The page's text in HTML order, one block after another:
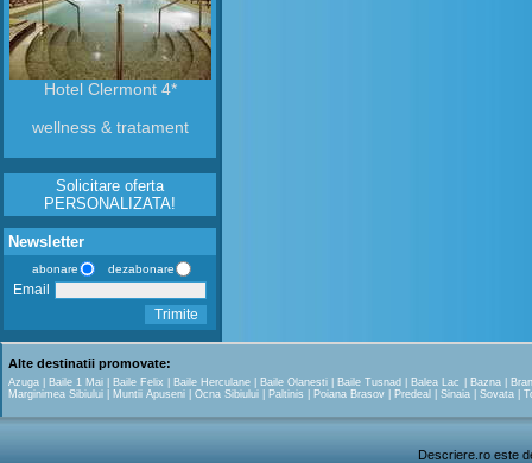
Hotel Clermont 4*
wellness & tratament
Solicitare oferta
PERSONALIZATA!
Newsletter
abonare dezabonare
Email
Trimite
Alte destinatii promovate:
Azuga Baile 1 Mai Baile Felix Baile Herculane Baile Olanesti Baile Tusnad Balea Lac Bazna|
Marginimea Sibiului
Muntii Apuseni Ocna Sibiului Paltinis Poiana Brasov Predeal Sinaia Sovata
Descriere.ro este